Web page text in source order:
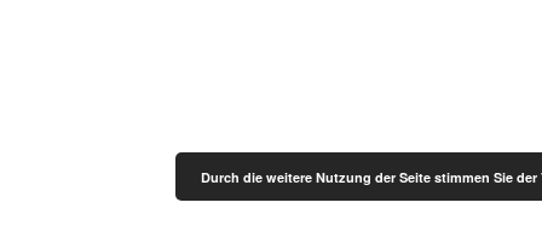
Durch die weitere Nutzung der Seite stimmen Sie